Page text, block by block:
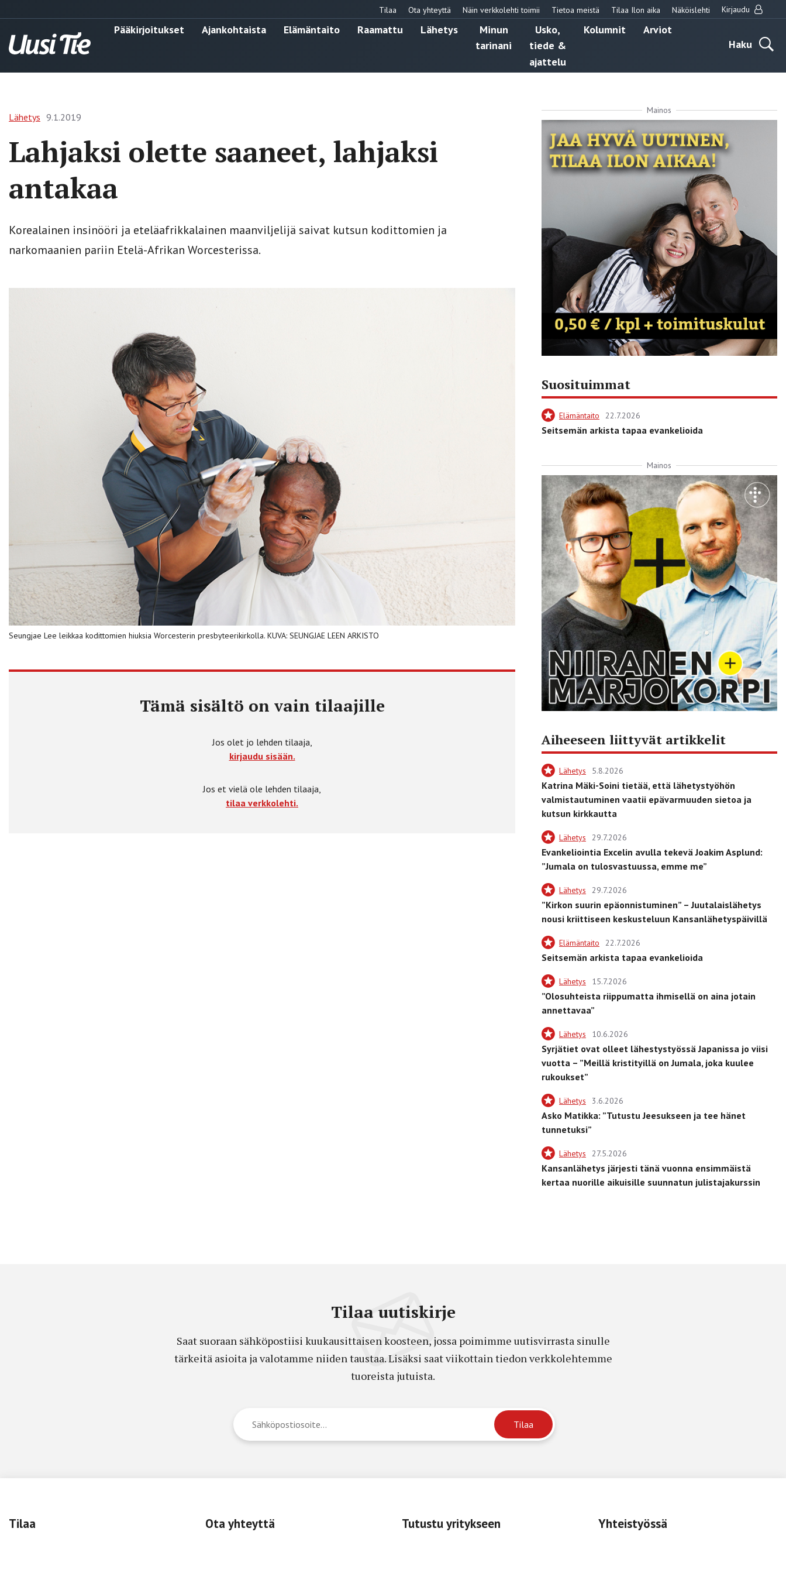
Tilaa Ota yhteyttä Näin verkkolehti toimii Tietoa meistä Tilaa Ilon aika Näköislehti Kirjaudu
Pääkirjoitukset Ajankohtaista Elämäntaito Raamattu Lähetys
Minun
tarinani
Usko,
tiede &
ajattelu
Kolumnit
Arviot
Haku
Lähetys 9.1.2019
Lahjaksi olette saaneet, lahjaksi
antakaa
Korealainen insinööri ja eteläafrikkalainen maanviljelijä saivat kutsun kodittomien ja
narkomaanien pariin Etelä-Afrikan Worcesterissa.
Seungjae Lee leikkaa kodittomien hiuksia Worcesterin presbyteerikirkolla. KUVA: SEUNGJAE LEEN ARKISTO
Tämä sisältö on vain tilaajille
Jos olet jo lehden tilaaja,
kirjaudu sisään.
Jos et vielä ole lehden tilaaja,
tilaa verkkolehti.
Mainos
Suosituimmat
Elämäntaito 22.7.2026
Seitsemän arkista tapaa evankelioida
Mainos
Aiheeseen liittyvät artikkelit
Lähetys 5.8.2026
Katrina Mäki-Soini tietää, että lähetystyöhön
valmistautuminen vaatii epävarmuuden sietoa ja
kutsun kirkkautta
Lähetys 29.7.2026
Evankeliointia Excelin avulla tekevä Joakim Asplund:
”Jumala on tulosvastuussa, emme me”
Lähetys 29.7.2026
”Kirkon suurin epäonnistuminen” – Juutalaislähetys
nousi kriittiseen keskusteluun Kansanlähetyspäivillä
Elämäntaito 22.7.2026
Seitsemän arkista tapaa evankelioida
Lähetys 15.7.2026
”Olosuhteista riippumatta ihmisellä on aina jotain
annettavaa”
Lähetys 10.6.2026
Syrjätiet ovat olleet lähestystyössä Japanissa jo viisi
vuotta – ”Meillä kristityillä on Jumala, joka kuulee
rukoukset”
Lähetys 3.6.2026
Asko Matikka: ”Tutustu Jeesukseen ja tee hänet
tunnetuksi”
Lähetys 27.5.2026
Kansanlähetys järjesti tänä vuonna ensimmäistä
kertaa nuorille aikuisille suunnatun julistajakurssin
Tilaa uutiskirje
Saat suoraan sähköpostiisi kuukausittaisen koosteen, jossa poimimme uutisvirrasta sinulle
tärkeitä asioita ja valotamme niiden taustaa. Lisäksi saat viikottain tiedon verkkolehtemme
tuoreista jutuista.
Tilaa Ota yhteyttä Tutustu yritykseen Yhteistyössä